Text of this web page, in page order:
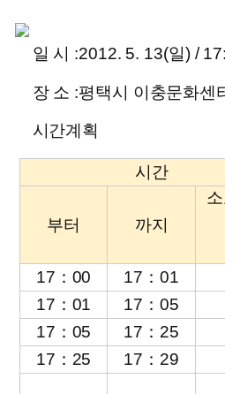
일 시 :2012. 5. 13(일) /
장 소 :평택시 이충문화센
시간계획
시간
부터 까지
17：00 17：01
17：01
17：05
17：05
17：25
17：25
17：29